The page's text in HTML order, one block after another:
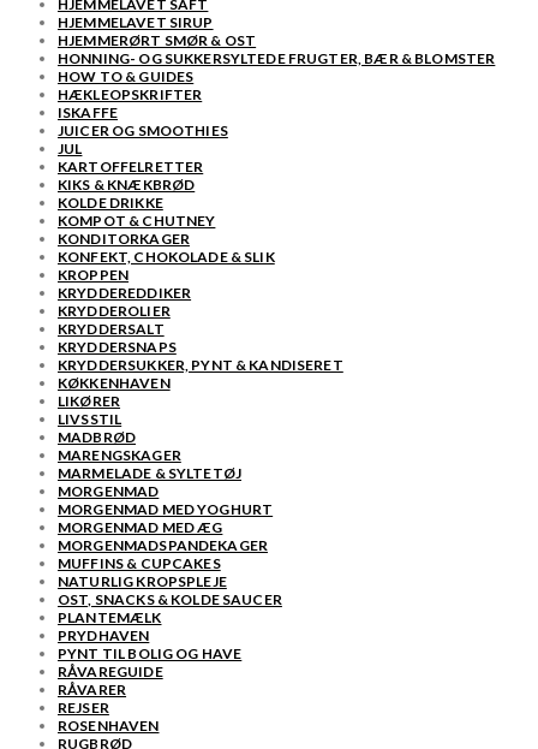
HJEMMELAVET SAFT
HJEMMELAVET SIRUP
HJEMMERØRT SMØR & OST
HONNING- OG SUKKERSYLTEDE FRUGTER, BÆR & BLOMSTER
HOW TO & GUIDES
HÆKLEOPSKRIFTER
ISKAFFE
JUICER OG SMOOTHIES
JUL
KARTOFFELRETTER
KIKS & KNÆKBRØD
KOLDE DRIKKE
KOMPOT & CHUTNEY
KONDITORKAGER
KONFEKT, CHOKOLADE & SLIK
KROPPEN
KRYDDEREDDIKER
KRYDDEROLIER
KRYDDERSALT
KRYDDERSNAPS
KRYDDERSUKKER, PYNT & KANDISERET
KØKKENHAVEN
LIKØRER
LIVSSTIL
MADBRØD
MARENGSKAGER
MARMELADE & SYLTETØJ
MORGENMAD
MORGENMAD MED YOGHURT
MORGENMAD MED ÆG
MORGENMADSPANDEKAGER
MUFFINS & CUPCAKES
NATURLIG KROPSPLEJE
OST, SNACKS & KOLDE SAUCER
PLANTEMÆLK
PRYDHAVEN
PYNT TIL BOLIG OG HAVE
RÅVAREGUIDE
RÅVARER
REJSER
ROSENHAVEN
RUGBRØD